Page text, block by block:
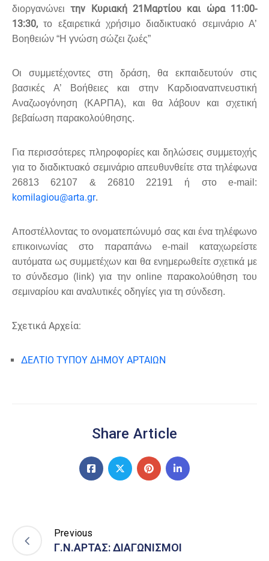
διοργανώνειτην Κυριακή 21Μαρτίου και ώρα 11:00-
13:30, το εξαιρετικά χρήσιμο διαδικτυακό σεμινάριο Α’
Βοηθειών “Η γνώση σώζει ζωές”
Οι συμμετέχοντες στη δράση, θα εκπαιδευτούν στις
βασικές Α’ Βοήθειες και στην Καρδιοαναπνευστική
Αναζωογόνηση (ΚΑΡΠΑ), και θα λάβουν και σχετική
βεβαίωση παρακολούθησης.
Για περισσότερες πληροφορίες και δηλώσεις συμμετοχής
για το διαδικτυακό σεμινάριο απευθυνθείτε στα τηλέφωνα
26813 62107 & 26810 22191 ή στο e-mail:
komilagiou@arta.gr.
Αποστέλλοντας το ονοματεπώνυμό σας και ένα τηλέφωνο
επικοινωνίας στο παραπάνω e-mail καταχωρείστε
αυτόματα ως συμμετέχων και θα ενημερωθείτε σχετικά με
το σύνδεσμο (link) για την online παρακολούθηση του
σεμιναρίου και αναλυτικές οδηγίες για τη σύνδεση.
Σχετικά Αρχεία:
ΔΕΛΤΙΟ ΤΥΠΟΥ ΔΗΜΟΥ ΑΡΤΑΙΩΝ
Share Article
Previous
Γ.Ν.ΑΡΤΑΣ: ΔΙΑΓΩΝΙΣΜΟΙ